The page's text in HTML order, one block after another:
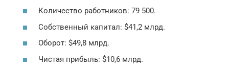
Количество работников: 79 500.
Собственный капитал: $41,2 млрд.
Оборот: $49,8 млрд.
Чистая прибыль: $10,6 млрд.